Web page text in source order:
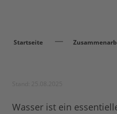
Startseite
Wasser ist ein